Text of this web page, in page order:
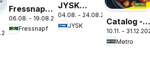
Fressnapf
Catalog
06.08. - 19.08.2026
Fressnapf
JYSK
Catalog
04.08. - 24.08.2026
JYSK
Catalog -
Varietăți
de Roșii
10.11. -
Metro